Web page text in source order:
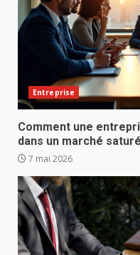
Entreprise
Comment une
dans un marché
7 mai 2026